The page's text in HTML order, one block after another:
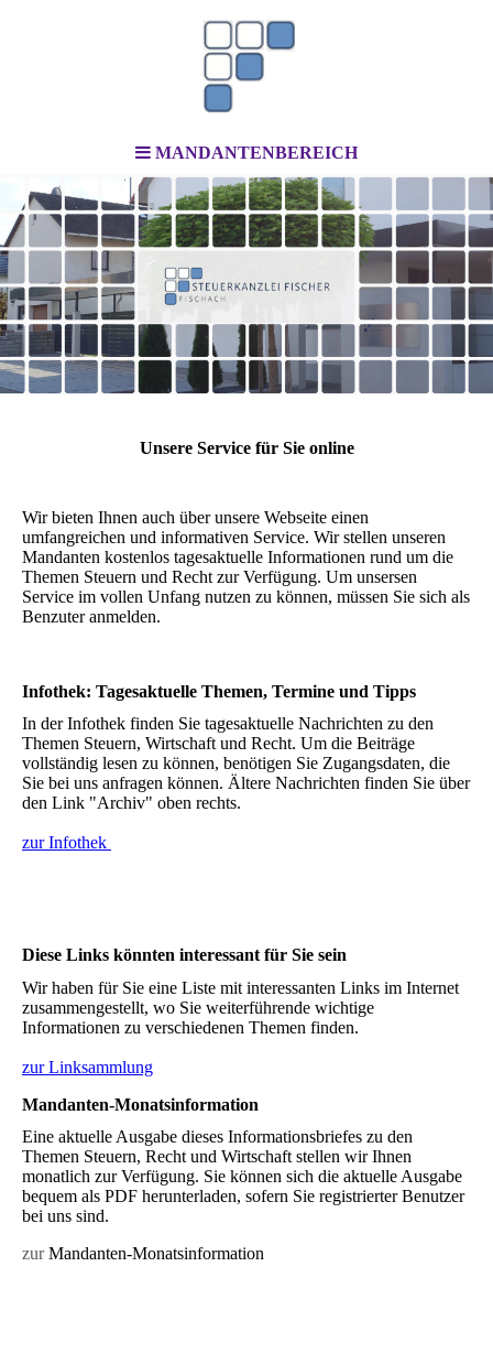
MANDANTENBEREICH
Unsere Service für Sie online
Wir bieten Ihnen auch über unsere Webseite einen
umfangreichen und informativen Service. Wir stellen unseren
Mandanten kostenlos tagesaktuelle Informationen rund um die
Themen Steuern und Recht zur Verfügung. Um unsersen
Service im vollen Unfang nutzen zu können, müssen Sie sich als
Benzuter anmelden.
Infothek: Tagesaktuelle Themen, Termine und Tipps
In der Infothek finden Sie tagesaktuelle Nachrichten zu den
Themen Steuern, Wirtschaft und Recht. Um die Beiträge
vollständig lesen zu können, benötigen Sie Zugangsdaten, die
Sie bei uns anfragen können. Ältere Nachrichten finden Sie über
den Link "Archiv" oben rechts.
zur Infothek
Diese Links könnten interessant für Sie sein
Wir haben für Sie eine Liste mit interessanten Links im Internet
zusammengestellt, wo Sie weiterführende wichtige
Informationen zu verschiedenen Themen finden.
zur Linksammlung
Mandanten-Monatsinformation
Eine aktuelle Ausgabe dieses Informationsbriefes zu den
Themen Steuern, Recht und Wirtschaft stellen wir Ihnen
monatlich zur Verfügung. Sie können sich die aktuelle Ausgabe
bequem als PDF herunterladen, sofern Sie registrierter Benutzer
bei uns sind.
zurMandanten-Monatsinformation